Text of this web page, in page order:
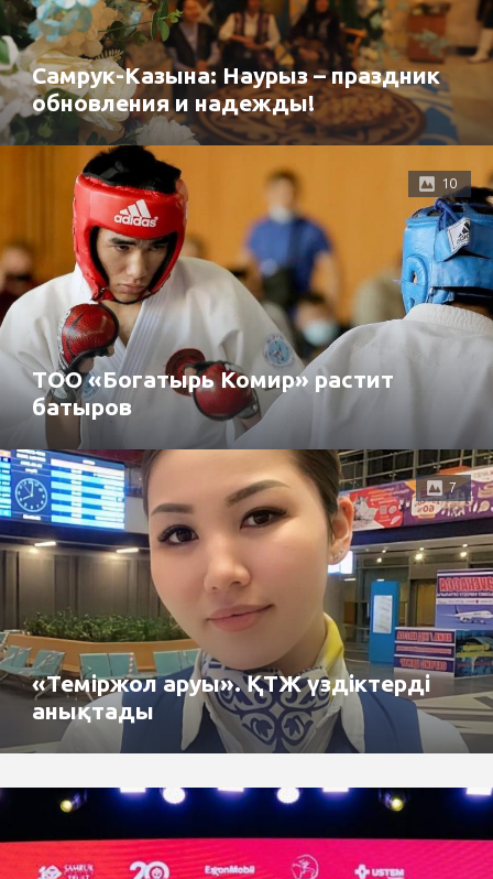
Самрук-Казына: Наурыз – праздник
обновления и надежды!
10
ТОО «Богатырь Комир» растит
батыров
7
«Теміржол аруы». ҚТЖ үздіктерді
анықтады